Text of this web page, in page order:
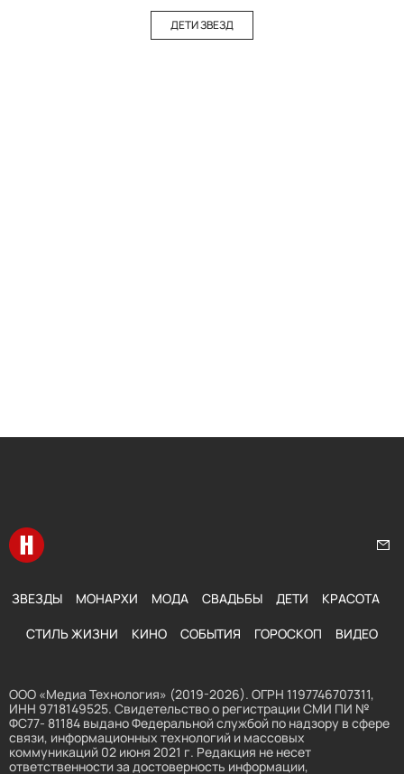
ДЕТИ ЗВЕЗД
Перейти на главную
ЗВЕЗДЫ МОНАРХИ МОДА СВАДЬБЫ ДЕТИ КРАСОТА
СТИЛЬ ЖИЗНИ КИНО СОБЫТИЯ ГОРОСКОП ВИДЕО
ООО «Медиа Технология» (2019-2026). ОГРН 1197746707311,
ИНН 9718149525. Свидетельство о регистрации СМИ ПИ №
ФС77- 81184 выдано Федеральной службой по надзору в сфере
связи, информационных технологий и массовых
коммуникаций 02 июня 2021 г. Редакция не несет
ответственности за достоверность информации,